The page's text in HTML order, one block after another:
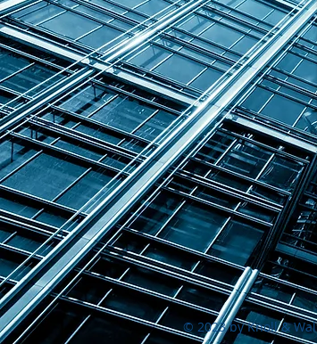
© 2023 by Knoll &